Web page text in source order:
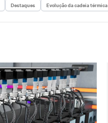
Destaques Evolução da cadeia térmica